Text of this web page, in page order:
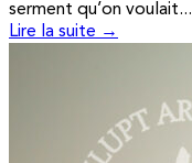
serment qu’on voulait...
Lire la suite →